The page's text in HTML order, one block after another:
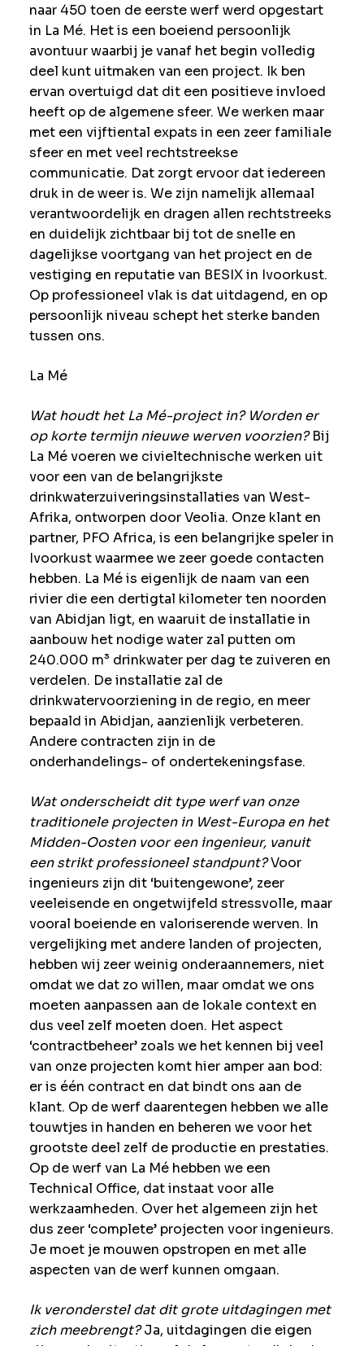
naar 450 toen de eerste werf werd opgestart
in La Mé. Het is een boeiend persoonlijk
avontuur waarbij je vanaf het begin volledig
deel kunt uitmaken van een project. Ik ben
ervan overtuigd dat dit een positieve invloed
heeft op de algemene sfeer. We werken maar
met een vijftiental expats in een zeer familiale
sfeer en met veel rechtstreekse
communicatie. Dat zorgt ervoor dat iedereen
druk in de weer is. We zijn namelijk allemaal
verantwoordelijk en dragen allen rechtstreeks
en duidelijk zichtbaar bij tot de snelle en
dagelijkse voortgang van het project en de
vestiging en reputatie van BESIX in Ivoorkust.
Op professioneel vlak is dat uitdagend, en op
persoonlijk niveau schept het sterke banden
tussen ons.
La Mé
Wat houdt het La Mé-project in? Worden er
op korte termijn nieuwe werven voorzien?Bij
La Mé voeren we civieltechnische werken uit
voor een van de belangrijkste
drinkwaterzuiveringsinstallaties van West-
Afrika, ontworpen door Veolia. Onze klant en
partner, PFO Africa, is een belangrijke speler in
Ivoorkust waarmee we zeer goede contacten
hebben. La Mé is eigenlijk de naam van een
rivier die een dertigtal kilometer ten noorden
van Abidjan ligt, en waaruit de installatie in
aanbouw het nodige water zal putten om
240.000 m³ drinkwater per dag te zuiveren en
verdelen. De installatie zal de
drinkwatervoorziening in de regio, en meer
bepaald in Abidjan, aanzienlijk verbeteren.
Andere contracten zijn in de
onderhandelings- of ondertekeningsfase.
Wat onderscheidt dit type werf van onze
traditionele projecten in West-Europa en het
Midden-Oosten voor een ingenieur, vanuit
een strikt professioneel standpunt?Voor
ingenieurs zijn dit ‘buitengewone’, zeer
veeleisende en ongetwijfeld stressvolle, maar
vooral boeiende en valoriserende werven. In
vergelijking met andere landen of projecten,
hebben wij zeer weinig onderaannemers, niet
omdat we dat zo willen, maar omdat we ons
moeten aanpassen aan de lokale context en
dus veel zelf moeten doen. Het aspect
‘contractbeheer’ zoals we het kennen bij veel
van onze projecten komt hier amper aan bod:
er is één contract en dat bindt ons aan de
klant. Op de werf daarentegen hebben we alle
touwtjes in handen en beheren we voor het
grootste deel zelf de productie en prestaties.
Op de werf van La Mé hebben we een
Technical Office, dat instaat voor alle
werkzaamheden. Over het algemeen zijn het
dus zeer ‘complete’ projecten voor ingenieurs.
Je moet je mouwen opstropen en met alle
aspecten van de werf kunnen omgaan.
Ik veronderstel dat dit grote uitdagingen met
zich meebrengt?Ja, uitdagingen die eigen